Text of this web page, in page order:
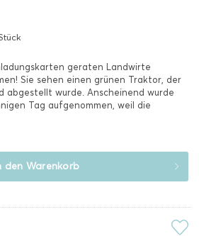
geraten Landwirte
Sie sehen einen grünen Traktor, der
abgestellt wurde. Anscheinend wurde
Tag aufgenommen, weil die
den Warenkorb